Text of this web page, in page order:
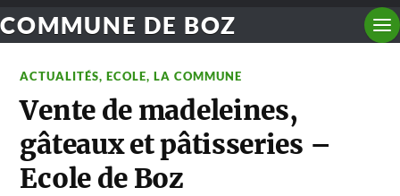
COMMUNE DE BOZ
ACTUALITÉS,ECOLE,LA COMMUNE
Vente de madeleines,
gâteaux et pâtisseries –
Ecole de Boz